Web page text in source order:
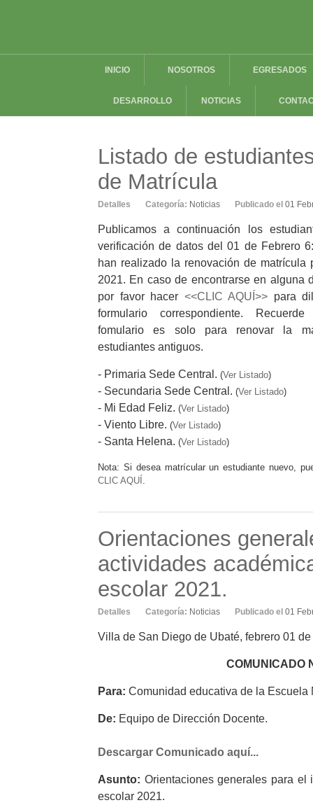
INICIO NOSOTROS EGRESADOS
DESARROLLO NOTICIAS
Listado de
de Matrícula
Detalles Categoría: Noticias Publicado el 01
Publicamos a continuación los
verificación de datos del 01 de Febrero
han realizado la renovación de matrícula
2021. En caso de encontrarse en alguna
por favor hacer <<CLIC AQUÍ>> para
formulario correspondiente.
fomulario es solo para renovar la
estudiantes antiguos.
- Primaria Sede Central. (Ver Listado)
- Secundaria Sede Central. (Ver Listado)
- Mi Edad Feliz. (Ver Listado)
- Viento Libre. (Ver Listado)
- Santa Helena. (Ver Listado)
Nota: Si desea matrícular un estudiante nuevo,
CLIC AQUÍ .
Orientaciones
actividades
escolar 2021.
Detalles Categoría: Noticias Publicado el 01
Villa de San Diego de Ubaté, febrero 01
COMUNICADO
Para: Comunidad educativa de la Escuela
De: Equipo de Dirección Docente.
Descargar Comunicado aquí...
Asunto: Orientaciones generales para
escolar 2021.